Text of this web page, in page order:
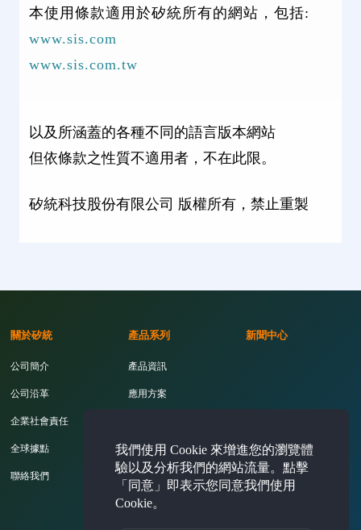
本使用條款適用於矽統所有的網站，包括:
www.sis.com
www.sis.com.tw
以及所涵蓋的各種不同的語言版本網站
但依條款之性質不適用者，不在此限。
矽統科技股份有限公司 版權所有，禁止重製
關於矽統
公司簡介
公司沿革
企業社會責任
全球據點
聯絡我們
產品系列
產品資訊
應用方案
新聞中心
我們使用 Cookie 來增進您的瀏覽體
驗以及分析我們的網站流量。點擊
「同意」即表示您同意我們使用
Cookie。